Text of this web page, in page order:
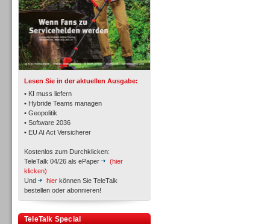
Lesen Sie in der aktuellen Ausgabe:
• KI muss liefern
• Hybride Teams managen
• Geopolitik
• Software 2036
• EU AI Act Versicherer
Kostenlos zum Durchklicken:
TeleTalk 04/26 als ePaper
(hier
klicken)
Und
hier können Sie TeleTalk
bestellen oder abonnieren!
TeleTalk Special
TK- und ACD-Systeme
Workforce-Management